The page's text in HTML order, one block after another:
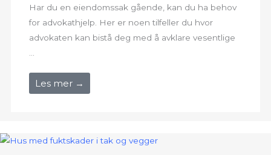
Har du en eiendomssak gående, kan du ha behov
for advokathjelp. Her er noen tilfeller du hvor
advokaten kan bistå deg med å avklare vesentlige
Les mer →